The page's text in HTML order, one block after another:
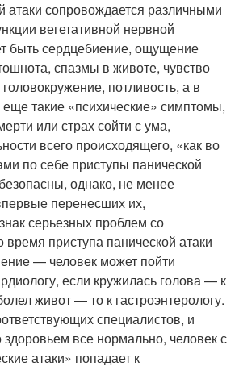
атаки сопровождается различными
вегетативной нервной
быть сердцебиение, ощущение
спазмы в животе, чувство
потливость, а в
еще такие «психические» симптомы,
или страх сойти с ума,
всего происходящего, «как во
по себе приступы панической
однако, не менее
перенесших их,
серьезных проблем со
приступа панической атаки
— человек может пойти
если кружилась голова — к
живот — то к гастроэнтерологу.
специалистов, и
все нормально, человек с
атаки» попадает к